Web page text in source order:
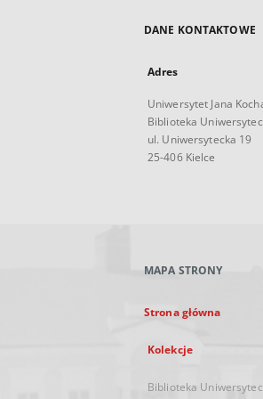
DANE KONTAKTOWE
Adres
Uniwersytet Jana
Biblioteka
ul. Uniwersytecka 19
25-406 Kielce
MAPA STRONY
Strona główna
Kolekcje
Biblioteka